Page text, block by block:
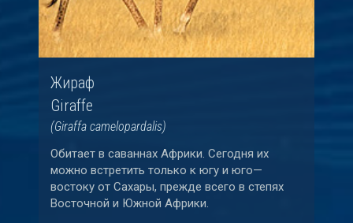
Жираф
Giraffe
(Giraffa camelopardalis)
Обитает в саваннах Африки. Сегодня их
можно встретить только к югу и юго—
востоку от Сахары, прежде всего в степях
Восточной и Южной Африки.